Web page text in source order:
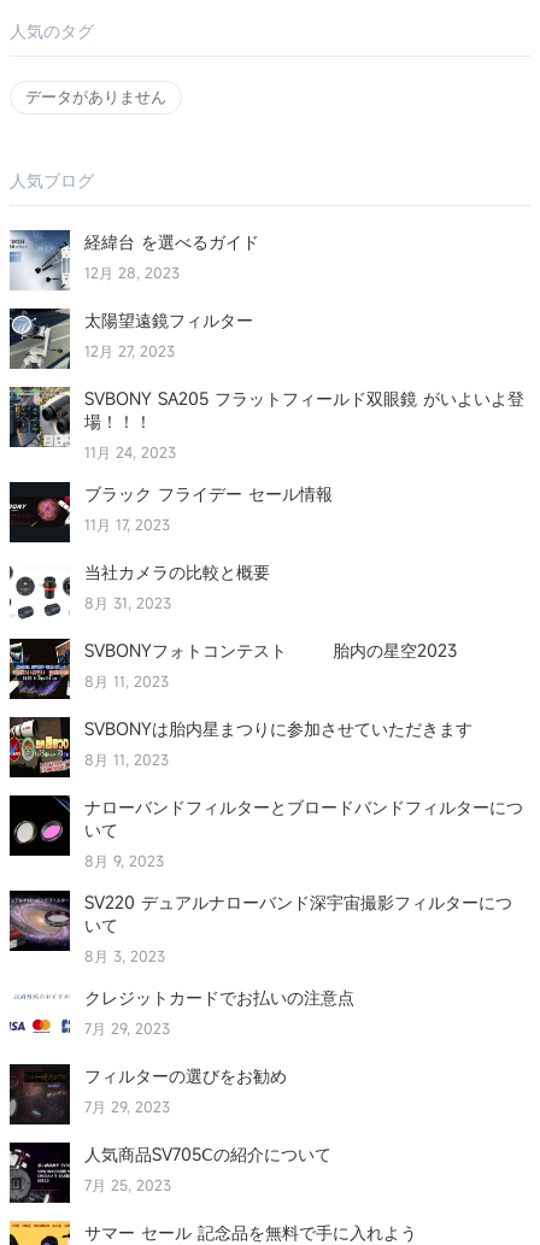
人気のタグ
データがありません
人気ブログ
経緯台 を選べるガイド
12月 28, 2023
太陽望遠鏡フィルター
12月 27, 2023
SVBONY SA205 フラットフィールド双眼鏡 がいよいよ登
場！！！
11月 24, 2023
ブラック フライデー セール情報
11月 17, 2023
当社カメラの比較と概要
8月 31, 2023
SVBONYフォトコンテスト 胎内の星空2023
8月 11, 2023
SVBONYは胎内星まつりに参加させていただきます
8月 11, 2023
ナローバンドフィルターとブロードバンドフィルターにつ
いて
8月 9, 2023
SV220 デュアルナローバンド深宇宙撮影フィルターにつ
いて
8月 3, 2023
クレジットカードでお払いの注意点
7月 29, 2023
フィルターの選びをお勧め
7月 29, 2023
人気商品SV705Ⅽの紹介について
7月 25, 2023
サマー セール 記念品を無料で手に入れよう